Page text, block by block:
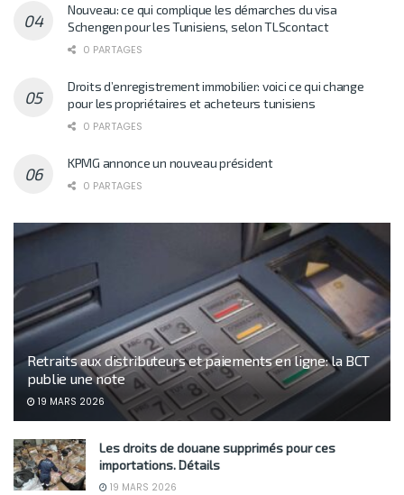
Nouveau: ce qui complique les démarches du visa
Schengen pour les Tunisiens, selon TLScontact
0 PARTAGES
Droits d’enregistrement immobilier: voici ce qui change
pour les propriétaires et acheteurs tunisiens
0 PARTAGES
KPMG annonce un nouveau président
0 PARTAGES
Retraits aux distributeurs et paiements en ligne: la BCT
publie une note
19 MARS 2026
Les droits de douane supprimés pour ces
importations. Détails
19 MARS 2026